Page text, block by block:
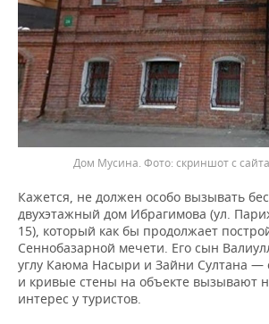
Дом Мусина. скриншот с
Кажется, не должен особо вызывать
двухэтажный дом Ибрагимова (ул.
15), который как бы продолжает
Сеннобазарной мечети. Его сын
углу Каюма Насыри и Зайни Султана —
и кривые стены на объекте вызывают
интерес у туристов.